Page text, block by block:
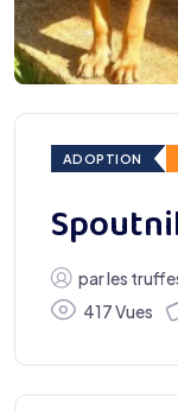
ADOPTION
parles
417 Vues